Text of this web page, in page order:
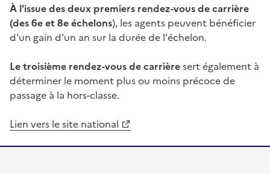
À l'issue des deux premiers rendez-vous de carrière
(des 6e et 8e échelons), les agents peuvent bénéficier
d'un gain d'un an sur la durée de l'échelon.
Le troisième rendez-vous de carrièresert également à
déterminer le moment plus ou moins précoce de
passage à la hors-classe.
Lien vers le site national